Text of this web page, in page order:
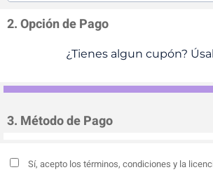
2. Opción de Pago
¿Tienes algun cupón?
3. Método de Pago
Sí, acepto los términos, condiciones y la